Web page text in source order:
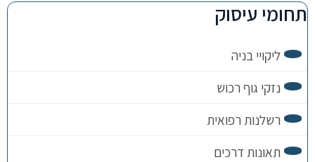
תחומי עיסוק
ליקויי בניה
נזקי גוף רכוש
רשלנות רפואית
תאונות דרכים